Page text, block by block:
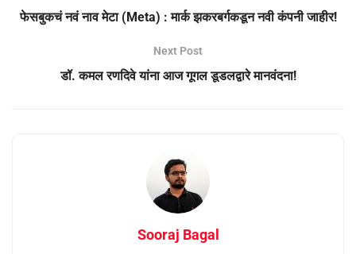
फेसबुकचं नवं नाव मेटा (Meta) : मार्क झकरबर्गकडून नवी कंपनी जाहीर!
Next Post
डॉ. कमल रणदिवे यांना आज गूगल डूडलद्वारे मानवंदना!
Sooraj Bagal